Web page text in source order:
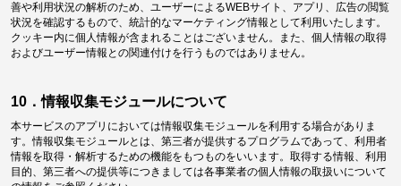
善や利用状況の解析のため、ユーザーによるWEBサイト、アプリ、広告の閲覧
状況を確認するもので、統計的なマーケティング情報として利用いたします。
クッキー内に個人情報が含まれることはございません。また、個人情報の取得
およびユーザー情報との関連付けを行うものではありません。
10．情報収集モジュールについて
本サービスのアプリにおいては情報収集モジュールを利用する場合がありま
す。情報収集モジュールとは、第三者が提供するプログラムであって、利用者
情報を取得・解析するための機能をもつものをいいます。取得する情報、利用
目的、第三者への提供等につきましては各事業者の個人情報の取扱いについて